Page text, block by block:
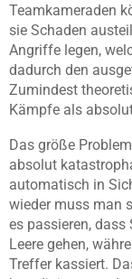
Teamkameraden
sie Schaden
Angriffe legen,
dadurch den
Zumindest
Kämpfe als
Das größe
absolut
automatisch in
wieder muss man
es passieren, dass
Leere gehen,
Treffer kassiert.